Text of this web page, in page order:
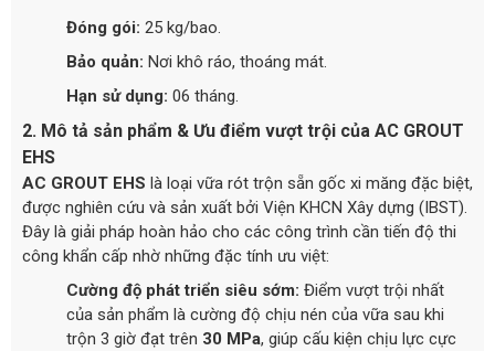
Đóng gói: 25 kg/bao.
Bảo quản: Nơi khô ráo, thoáng mát.
Hạn sử dụng: 06 tháng.
2. Mô tả sản phẩm & Ưu điểm vượt trội của AC GROUT
EHS
AC GROUT EHS là loại vữa rót trộn sẵn gốc xi măng đặc biệt,
được nghiên cứu và sản xuất bởi Viện KHCN Xây dựng (IBST).
Đây là giải pháp hoàn hảo cho các công trình cần tiến độ thi
công khẩn cấp nhờ những đặc tính ưu việt:
Cường độ phát triển siêu sớm: Điểm vượt trội nhất
của sản phẩm là cường độ chịu nén của vữa sau khi
trộn 3 giờ đạt trên 30 MPa, giúp cấu kiện chịu lực cực